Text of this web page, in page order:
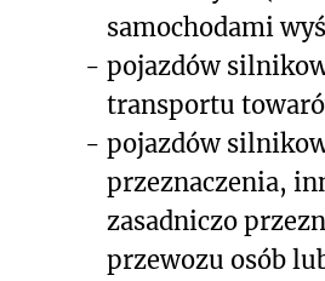
samochodami
- pojazdów
transportu
- pojazdów
przeznaczenia,
zasadniczo
przewozu osób